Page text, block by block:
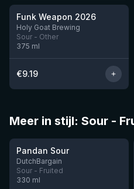
Nog 10
Funk Weapon 2026
Holy Goat Brewing
Sour - Other
375 ml
€9.19
Meer in stijl: Sour -
★2.87
Pandan Sour
DutchBargain
Sour - Fruited
330 ml